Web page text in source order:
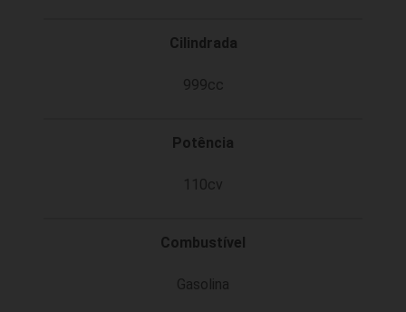
Cilindrada
999cc
Potência
110cv
Combustível
Gasolina